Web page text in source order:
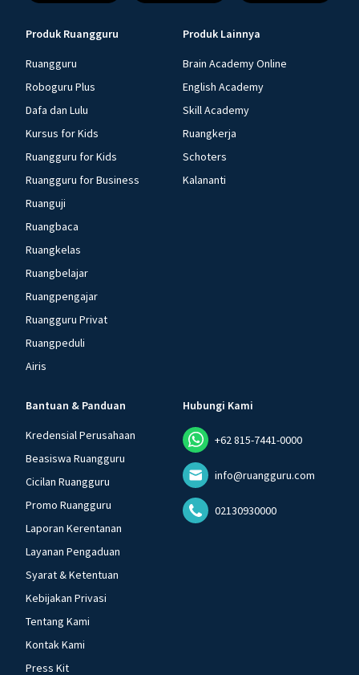
Produk Ruangguru
Ruangguru
Roboguru Plus
Dafa dan Lulu
Kursus for Kids
Ruangguru for Kids
Ruangguru for Business
Ruanguji
Ruangbaca
Ruangkelas
Ruangbelajar
Ruangpengajar
Ruangguru Privat
Ruangpeduli
Airis
Produk Lainnya
Brain Academy Online
English Academy
Skill Academy
Ruangkerja
Schoters
Kalananti
Bantuan & Panduan
Kredensial Perusahaan
Beasiswa Ruangguru
Cicilan Ruangguru
Promo Ruangguru
Laporan Kerentanan
Layanan Pengaduan
Syarat & Ketentuan
Kebijakan Privasi
Tentang Kami
Kontak Kami
Press Kit
Hubungi Kami
+62 815-7441-0000
info@ruangguru.com
02130930000